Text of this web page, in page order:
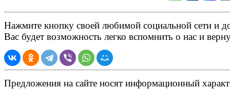
Нажмите кнопку своей любимой социальной сети и
Вас будет возможность легко вспомнить о нас и
Предложения на сайте носят информационный